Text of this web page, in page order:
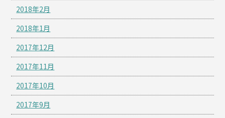
2018年2月
2018年1月
2017年12月
2017年11月
2017年10月
2017年9月